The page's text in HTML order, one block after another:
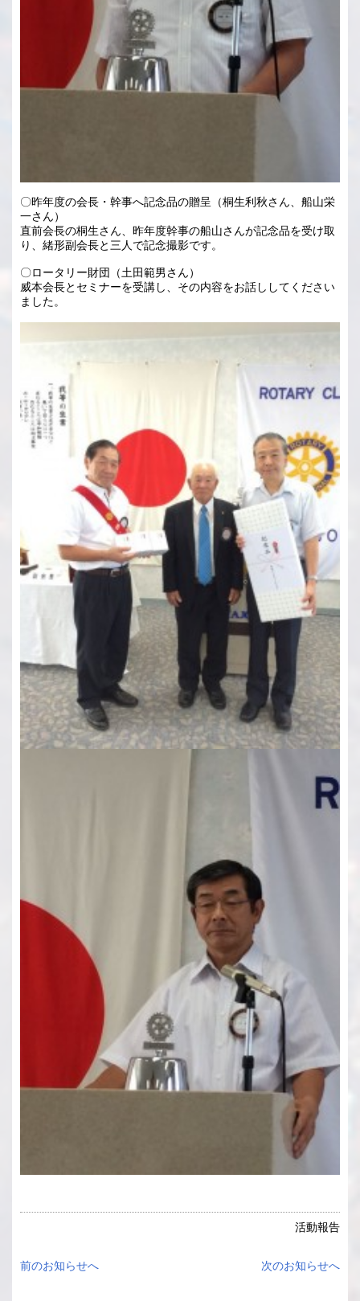
〇昨年度の会長・幹事へ記念品の贈呈（桐生利秋さん、船山栄
一さん）
直前会長の桐生さん、昨年度幹事の船山さんが記念品を受け取
り、緒形副会長と三人で記念撮影です。
〇ロータリー財団（土田範男さん）
威本会長とセミナーを受講し、その内容をお話ししてください
ました。
活動報告
前のお知らせへ 次のお知らせへ